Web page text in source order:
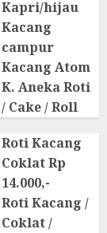
Kapri/hijau
Kacang
campur
Kacang Atom
K. Aneka Roti
/ Cake / Roll
Roti Kacang
Coklat Rp
14.000,-
Roti Kacang /
Coklat /